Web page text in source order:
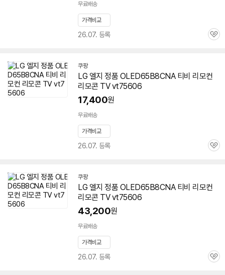
무료배송
가격비교
26.07. 등록
관
쿠팡
LG 엘지 정품 OLED65B8CNA 티비 리모컨
리모콘 TV vt75606
17,400원
무료배송
가격비교
26.07. 등록
관
쿠팡
LG 엘지 정품 OLED65B8CNA 티비 리모컨
리모콘 TV vt75606
43,200원
무료배송
가격비교
26.07. 등록
관